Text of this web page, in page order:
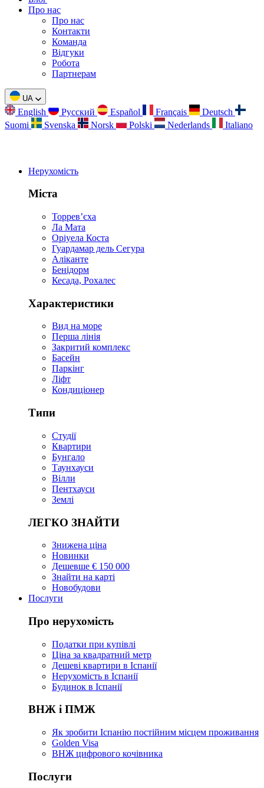
Про нас
Про нас
Контакти
Команда
Відгуки
Робота
Партнерам
UA
English Русский Español Français
Deutsch
Suomi
Svenska Norsk Polski Nederlands Italiano
Нерухомість
Міста
Торревʼєха
Ла Мата
Оріуела Коста
Гуардамар дель Сегура
Аліканте
Бенідорм
Кесада, Рохалес
Характеристики
Вид на море
Перша лінія
Закритий комплекс
Басейн
Паркінг
Ліфт
Кондиціонер
Типи
Студії
Квартири
Бунгало
Таунхауси
Вілли
Пентхауси
Землі
ЛЕГКО ЗНАЙТИ
Знижена ціна
Новинки
Дешевше € 150 000
Знайти на карті
Новобудови
Послуги
Про нерухомість
Податки при купівлі
Ціна за квадратний метр
Дешеві квартири в Іспанії
Нерухомість в Іспанії
Будинок в Іспанії
ВНЖ і ПМЖ
Як зробити Іспанію постійним місцем проживання
Golden Visa
ВНЖ цифрового кочівника
Послуги